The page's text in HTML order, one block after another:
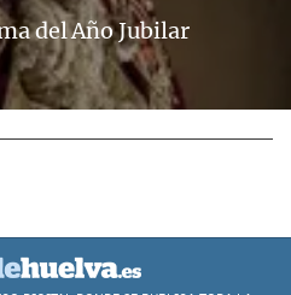
del Año Jubilar